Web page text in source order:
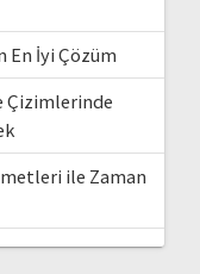
En İyi Çözüm
Çizimlerinde
ile Zaman